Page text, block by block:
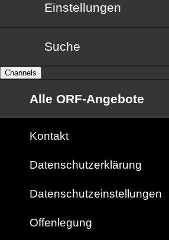
Einstellungen
Suche
Channels
Alle ORF-Angebote
Kontakt
Datenschutzerklärung
Datenschutzeinstellungen
Offenlegung